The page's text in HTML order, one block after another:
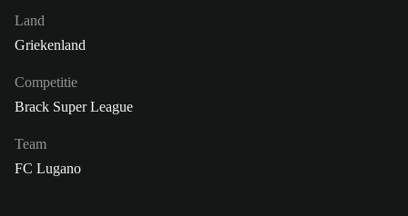
Land
Griekenland
Competitie
Brack Super League
Team
FC Lugano